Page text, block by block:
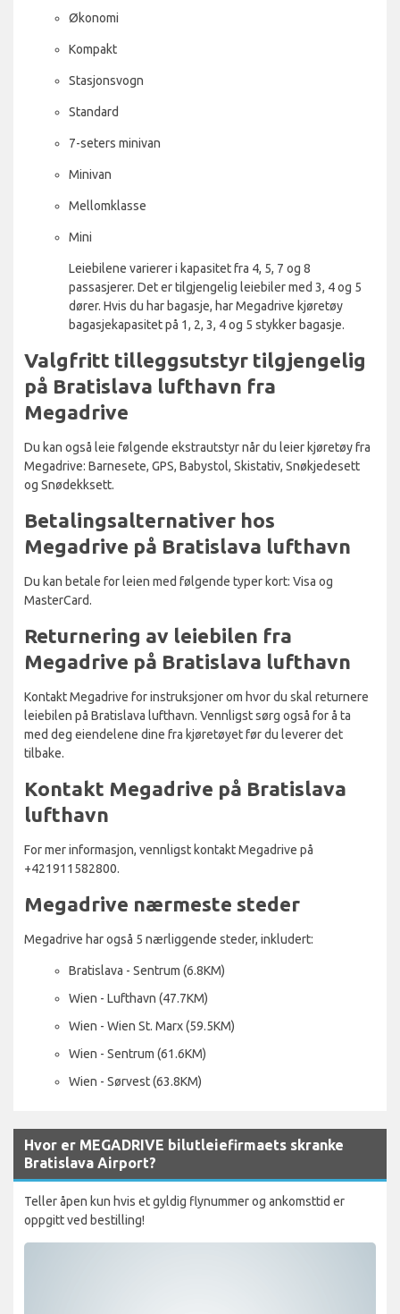
Økonomi
Kompakt
Stasjonsvogn
Standard
7-seters minivan
Minivan
Mellomklasse
Mini
Leiebilene varierer i kapasitet fra 4, 5, 7 og 8
passasjerer. Det er tilgjengelig leiebiler med 3, 4 og 5
dører. Hvis du har bagasje, har Megadrive kjøretøy
bagasjekapasitet på 1, 2, 3, 4 og 5 stykker bagasje.
Valgfritt tilleggsutstyr tilgjengelig
på Bratislava lufthavn fra
Megadrive
Du kan også leie følgende ekstrautstyr når du leier kjøretøy fra
Megadrive: Barnesete, GPS, Babystol, Skistativ, Snøkjedesett
og Snødekksett.
Betalingsalternativer hos
Megadrive på Bratislava lufthavn
Du kan betale for leien med følgende typer kort: Visa og
MasterCard.
Returnering av leiebilen fra
Megadrive på Bratislava lufthavn
Kontakt Megadrive for instruksjoner om hvor du skal returnere
leiebilen på Bratislava lufthavn. Vennligst sørg også for å ta
med deg eiendelene dine fra kjøretøyet før du leverer det
tilbake.
Kontakt Megadrive på Bratislava
lufthavn
For mer informasjon, vennligst kontakt Megadrive på
+421911582800.
Megadrive nærmeste steder
Megadrive har også 5 nærliggende steder, inkludert:
Bratislava - Sentrum (6.8KM)
Wien - Lufthavn (47.7KM)
Wien - Wien St. Marx (59.5KM)
Wien - Sentrum (61.6KM)
Wien - Sørvest (63.8KM)
Hvor er MEGADRIVE bilutleiefirmaets skranke
Bratislava Airport?
Teller åpen kun hvis et gyldig flynummer og ankomsttid er
oppgitt ved bestilling!